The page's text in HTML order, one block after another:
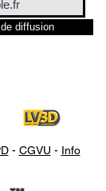
diffusion
- CGVU - Info